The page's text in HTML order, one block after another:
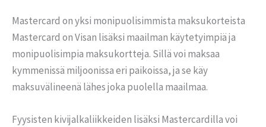
Mastercard on yksi monipuolisimmista maksukorteista
Mastercard on Visan lisäksi maailman käytetyimpiä ja
monipuolisimpia maksukortteja. Sillä voi maksaa
kymmenissä miljoonissa eri paikoissa, ja se käy
maksuvälineenä lähes joka puolella maailmaa.
Fyysisten kivijalkaliikkeiden lisäksi Mastercardilla voi